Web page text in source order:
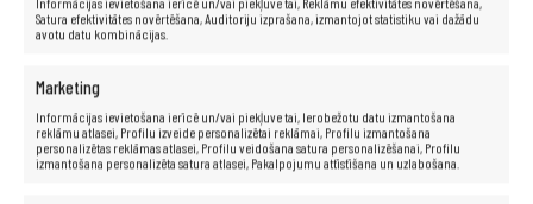
Satura efektivitātes novērtēšana, Auditoriju izprašana, izmantojot statistiku vai dažādu
avotu datu kombinācijas.
Marketing
Informācijas ievietošana ierīcē un/vai piekļuve tai, Ierobežotu datu izmantošana
reklāmu atlasei, Profilu izveide personalizētai reklāmai, Profilu izmantošana
personalizētas reklāmas atlasei, Profilu veidošana satura personalizēšanai, Profilu
izmantošana personalizēta satura atlasei, Pakalpojumu attīstīšana un uzlabošana.
Specifikācija